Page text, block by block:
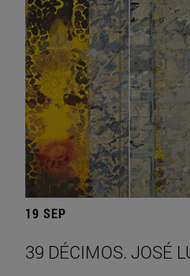
19 SEP
39 DÉCIMOS. JOSÉ